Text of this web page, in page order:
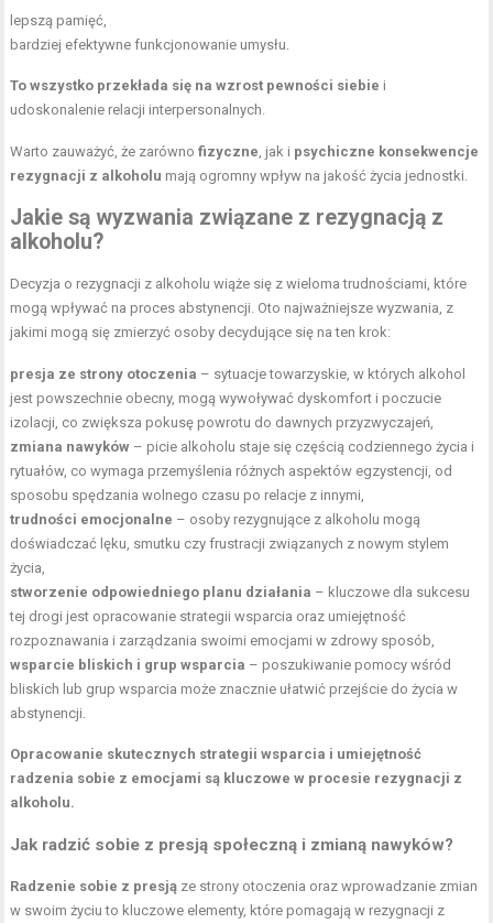
lepszą pamięć,
bardziej efektywne funkcjonowanie umysłu.
To wszystko przekłada się na wzrost pewności siebie i
udoskonalenie relacji interpersonalnych.
Warto zauważyć, że zarównofizyczne , jak i psychiczne konsekwencje
rezygnacji z alkoholu mają ogromny wpływ na jakość życia jednostki.
Jakie są wyzwania związane z rezygnacją z
alkoholu?
Decyzja o rezygnacji z alkoholu wiąże się z wieloma trudnościami, które
mogą wpływać na proces abstynencji. Oto najważniejsze wyzwania, z
jakimi mogą się zmierzyć osoby decydujące się na ten krok:
presja ze strony otoczenia – sytuacje towarzyskie, w których alkohol
jest powszechnie obecny, mogą wywoływać dyskomfort i poczucie
izolacji, co zwiększa pokusę powrotu do dawnych przyzwyczajeń,
zmiana nawyków – picie alkoholu staje się częścią codziennego życia i
rytuałów, co wymaga przemyślenia różnych aspektów egzystencji, od
sposobu spędzania wolnego czasu po relacje z innymi,
trudności emocjonalne – osoby rezygnujące z alkoholu mogą
doświadczać lęku, smutku czy frustracji związanych z nowym stylem
życia,
stworzenie odpowiedniego planu działania – kluczowe dla sukcesu
tej drogi jest opracowanie strategii wsparcia oraz umiejętność
rozpoznawania i zarządzania swoimi emocjami w zdrowy sposób,
wsparcie bliskich i grup wsparcia – poszukiwanie pomocy wśród
bliskich lub grup wsparcia może znacznie ułatwić przejście do życia w
abstynencji.
Opracowanie skutecznych strategii wsparcia i umiejętność
radzenia sobie z emocjami są kluczowe w procesie rezygnacji z
alkoholu.
Jak radzić sobie z presją społeczną i zmianą nawyków?
Radzenie sobie z presją ze strony otoczenia oraz wprowadzanie zmian
w swoim życiu to kluczowe elementy, które pomagają w rezygnacji z